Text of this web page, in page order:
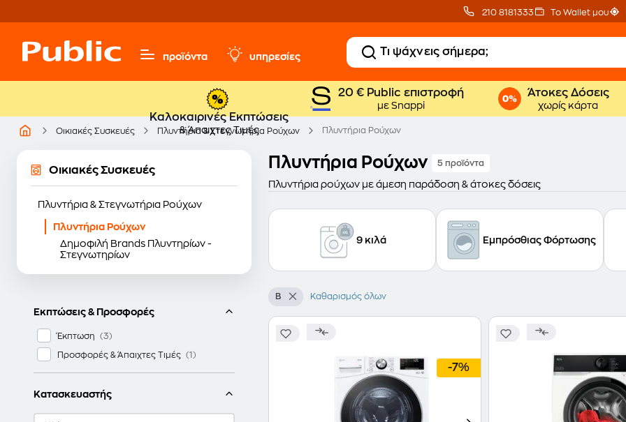
210 8181333 Το Wallet μου
προϊόντα υπηρεσίες
Καλοκαιρινές Εκπτώσεις
& Άπαιχτες Τιμές
20 € Public επιστροφή
με Snappi
Άτοκες Δόσεις
χωρίς κάρτα
Οικιακές Συσκευές Πλυντήρια & Στεγνωτήρια Ρούχων Πλυντήρια Ρούχων
Οικιακές Συσκευές
Πλυντήρια & Στεγνωτήρια Ρούχων
Πλυντήρια Ρούχων
Δημοφιλή Brands Πλυντηρίων -
Στεγνωτηρίων
Εκπτώσεις & Προσφορές
Έκπτωση
Προσφορές & Άπαιχτες Τιμές
Κατασκευαστής
Πλυντήρια Ρούχων 5 προϊόντα
Πλυντήρια ρούχων με άμεση παράδοση & άτοκες δόσεις
9 κιλά Εμπρόσθιας Φόρτωσης
B Καθαρισμός όλων
-7%